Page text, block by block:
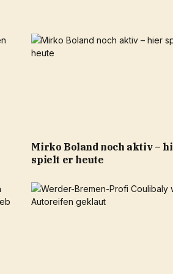
Mirko Boland noch aktiv –
spielt er heute